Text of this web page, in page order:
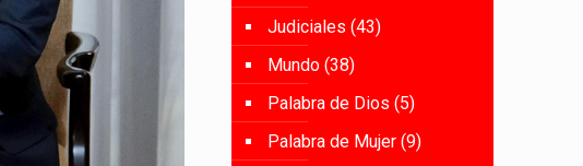
Judiciales (43)
Mundo (38)
Palabra de Dios (5)
Palabra de Mujer (9)